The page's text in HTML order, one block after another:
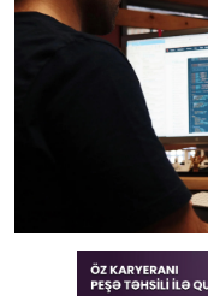
Bütün xəbərlər
Müsahibə